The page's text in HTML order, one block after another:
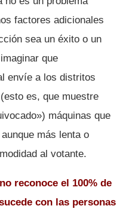
factores adicionales
sea un éxito o un
que
enví­e a los distritos
es, que muestre
máquinas que
más lenta o
al votante.
reconoce el 100% de
con las personas